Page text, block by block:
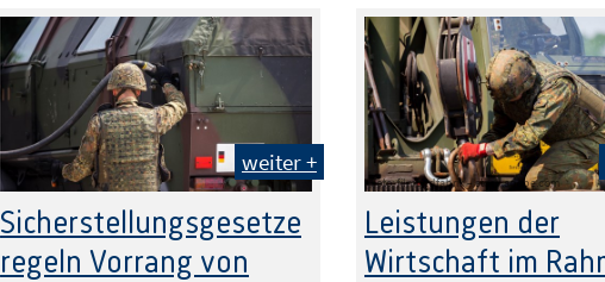
weiter +
Sicherstellungsgesetze
regeln Vorrang von
Foto: filmbildfabrik – stock.adobe.com
Leistungen der
Wirtschaft im